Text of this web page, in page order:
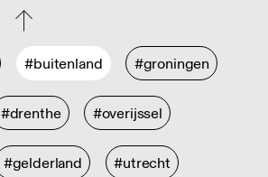
#buitenland #groningen
#drenthe #overijssel
#gelderland #utrecht